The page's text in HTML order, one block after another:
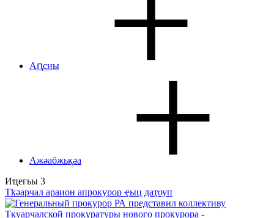
Аԥсны
Ажәабжьқәа
Иҵегьы 3
Тҟәарчал араион апрокурор ҿыц даҭоуп